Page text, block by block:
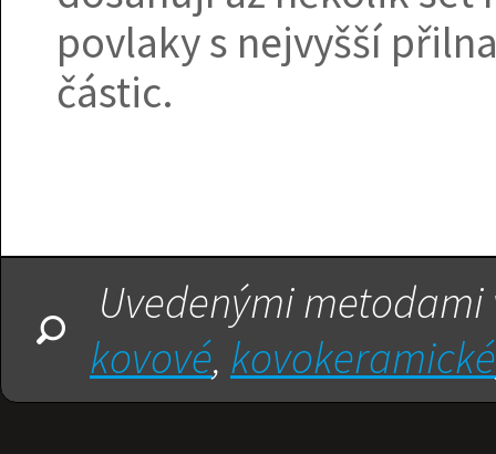
povlaky s nejvyšší
částic.
Uvedenými
kovové, kovokeramické